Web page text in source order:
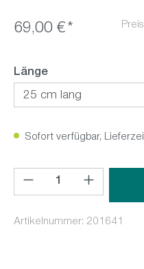
69,00 €*
Längeauswählen
Sofort verfügbar,
Produkt Anzahl: Gib
Artikelnummer: 201641